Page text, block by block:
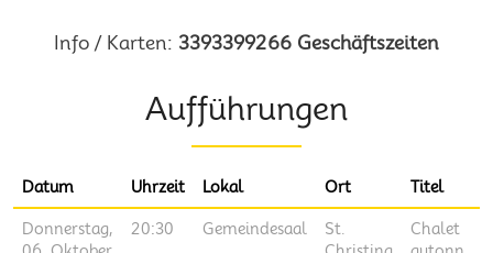
Info / Karten: 3393399266 Geschäftszeiten
Aufführungen
Datum Uhrzeit Lokal Ort Titel
Donnerstag,
20:30 Gemeindesaal
St.
Chalet